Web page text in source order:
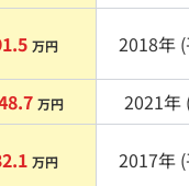
万円 2018年 (
万円 2021年
万円 2017年 (